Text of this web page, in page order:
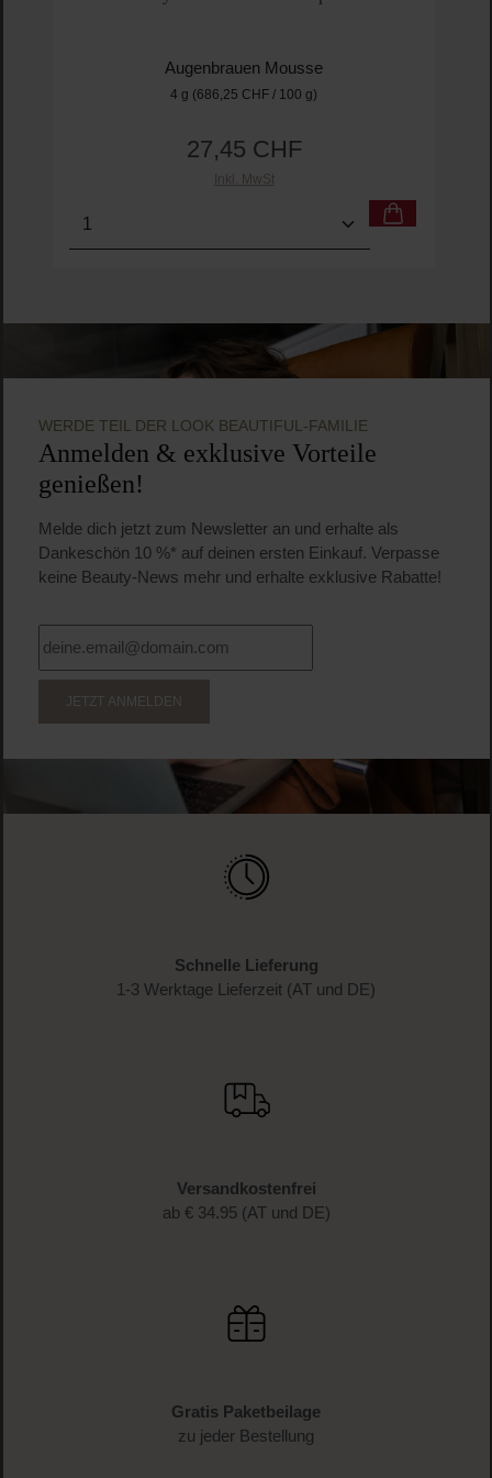
Augenbrauen Mousse
4 g (686,25 CHF / 100 g)
Regulärer Preis:
27,45 CHF
Inkl. MwSt
Produkt Anzahl: Gib den gewünschten Wert
WERDE TEIL DER LOOK BEAUTIFUL-FAMILIE
Anmelden & exklusive Vorteile
genießen!
Melde dich jetzt zum Newsletter an und erhalte als
Dankeschön 10 %* auf deinen ersten Einkauf. Verpasse
keine Beauty-News mehr und erhalte exklusive Rabatte!
JETZT ANMELDEN
Schnelle Lieferung
1-3 Werktage Lieferzeit (AT und DE)
Versandkostenfrei
ab € 34.95 (AT und DE)
Gratis Paketbeilage
zu jeder Bestellung